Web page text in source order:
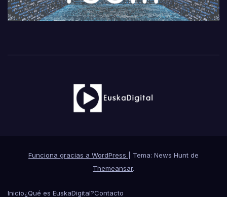
Funciona gracias a WordPress
Tema: News Hunt de
Themeansar.
Inicio¿Qué es EuskaDigital?Contacto